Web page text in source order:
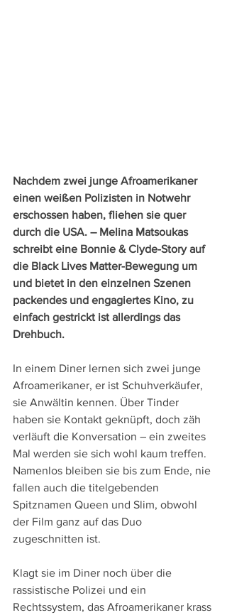
Nachdem zwei junge Afroamerikaner
einen weißen Polizisten in Notwehr
erschossen haben, fliehen sie quer
durch die USA. – Melina Matsoukas
schreibt eine Bonnie & Clyde-Story auf
die Black Lives Matter-Bewegung um
und bietet in den einzelnen Szenen
packendes und engagiertes Kino, zu
einfach gestrickt ist allerdings das
Drehbuch.
In einem Diner lernen sich zwei junge
Afroamerikaner, er ist Schuhverkäufer,
sie Anwältin kennen. Über Tinder
haben sie Kontakt geknüpft, doch zäh
verläuft die Konversation – ein zweites
Mal werden sie sich wohl kaum treffen.
Namenlos bleiben sie bis zum Ende, nie
fallen auch die titelgebenden
Spitznamen Queen und Slim, obwohl
der Film ganz auf das Duo
zugeschnitten ist.
Klagt sie im Diner noch über die
rassistische Polizei und ein
Rechtssystem, das Afroamerikaner krass